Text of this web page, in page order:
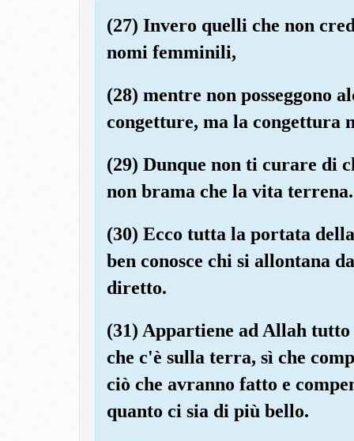
(27) Invero quelli che non
nomi femminili,
(28) mentre non posseggono
congetture, ma la congettura
(29) Dunque non ti curare di
non brama che la vita terrena.
(30) Ecco tutta la portata
ben conosce chi si allontana
diretto.
(31) Appartiene ad Allah
che c'è sulla terra, sì che
ciò che avranno fatto e
quanto ci sia di più bello.